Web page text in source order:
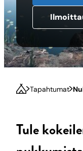
Tapahtumat
Tule